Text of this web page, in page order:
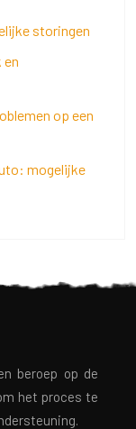
storingen
en
op een
mogelijke
beroep op de
het proces te